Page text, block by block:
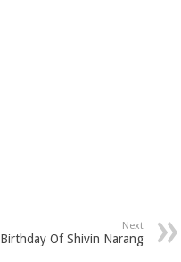
Next
Birthday Of Shivin Narang